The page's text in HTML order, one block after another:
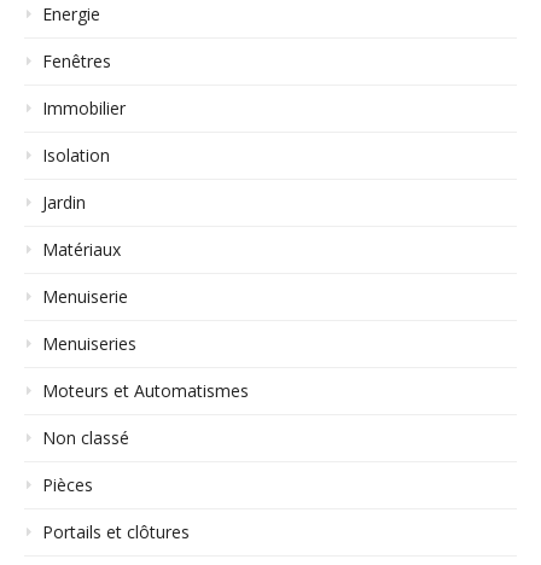
Energie
Fenêtres
Immobilier
Isolation
Jardin
Matériaux
Menuiserie
Menuiseries
Moteurs et Automatismes
Non classé
Pièces
Portails et clôtures